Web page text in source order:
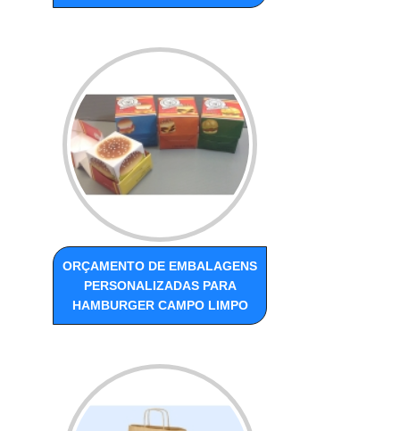
ORÇAMENTO DE EMBALAGENS
PERSONALIZADAS PARA
HAMBURGER CAMPO LIMPO